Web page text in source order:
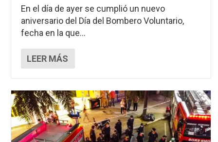
En el día de ayer se cumplió un nuevo
aniversario del Día del Bombero Voluntario,
fecha en la que...
LEER MÁS